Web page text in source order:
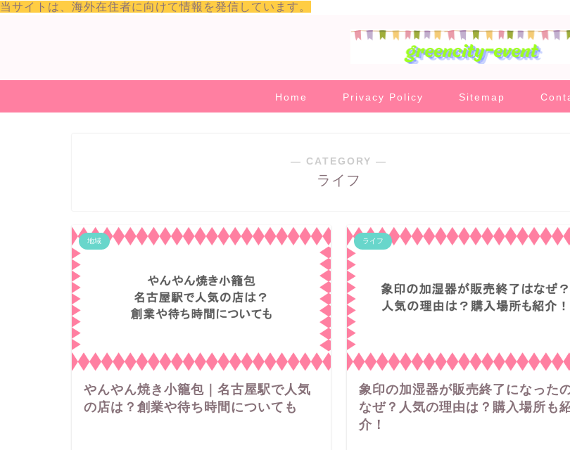
当サイトは、海外在住者に向けて情報を発信しています。
Home Privacy Policy Sitemap
― CATEGORY ―
ライフ
地域
やんやん焼き小籠包｜名古屋駅で人気
の店は？創業や待ち時間についても
ライフ
象印の加湿器が販売終了になった
なぜ？人気の理由は？購入場所も
介！